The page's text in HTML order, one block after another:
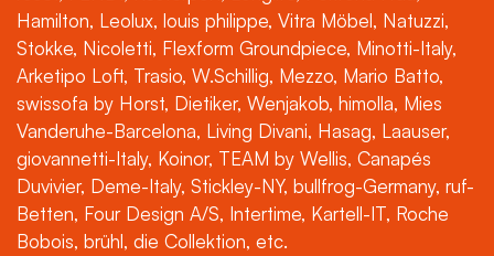
Hamilton, Leolux, louis philippe, Vitra Möbel, Natuzzi,
Stokke, Nicoletti, Flexform Groundpiece, Minotti-Italy,
Arketipo Loft, Trasio, W.Schillig, Mezzo, Mario Batto,
swissofa by Horst, Dietiker, Wenjakob, himolla, Mies
Vanderuhe-Barcelona, Living Divani, Hasag, Laauser,
giovannetti-Italy, Koinor, TEAM by Wellis, Canapés
Duvivier, Deme-Italy, Stickley-NY, bullfrog-Germany, ruf-
Betten, Four Design A/S, Intertime, Kartell-IT, Roche
Bobois, brühl, die Collektion, etc.